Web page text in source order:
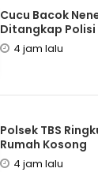
Cucu Bacok
Ditangkap Polisi
4 jam lalu
Polsek TBS
Rumah Kosong
4 jam lalu